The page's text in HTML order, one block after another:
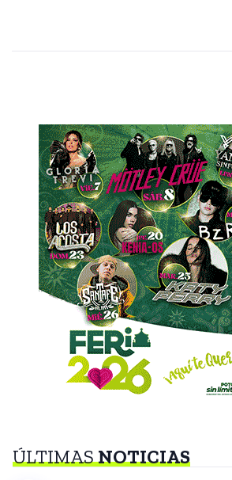
ÚLTIMASNOTICIAS